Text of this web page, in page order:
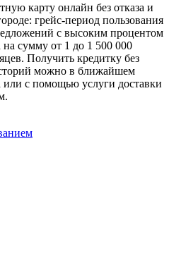
карту онлайн без отказа и
грейс-период пользования
с высоким процентом
на сумму от 1 до 1 500 000
Получить кредитку без
можно в ближайшем
с помощью услуги доставки